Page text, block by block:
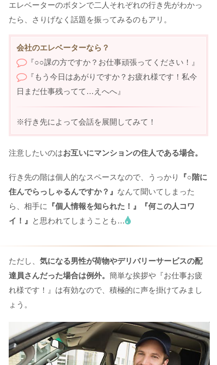
エレベーターのボタンで二人それぞれの行き先がわかっ
たら、さりげなく話題を振ってみるのもアリ。
会社のエレベーターなら？
『○○課の方ですか？お仕事頑張ってください！』
『もう今日はあがりですか？お疲れ様です！私今
日まだ仕事残ってて…えへへ』
※行き先によって会話を展開してみて！
注意したいのはお互いにマンションの住人である場合。
行き先の階は個人的なスペースなので、うっかり
『○階に
住んでらっしゃるんですか？』 なんて聞いてしまった
ら、相手に
『個人情報を知られた！』『何この人コワ
イ！』
と思われてしまうことも…
ただし、 気になる男性が荷物やデリバリーサービスの配
達員さんだった場合は例外。 簡単な挨拶や『お仕事お疲
れ様です！』は有効なので、積極的に声を掛けてみまし
ょう。